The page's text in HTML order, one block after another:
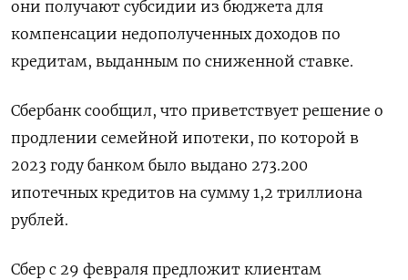
они получают субсидии из бюджета для
компенсации недополученных доходов по
кредитам, выданным по сниженной ставке.
Сбербанк сообщил, что приветствует решение о
продлении семейной ипотеки, по которой в
2023 году банком было выдано 273.200
ипотечных кредитов на сумму 1,2 триллиона
рублей.
Сбер с 29 февраля предложит клиентам